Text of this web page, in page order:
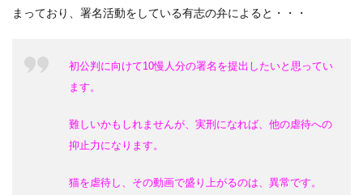
まっており、署名活動をしている有志の弁によると・・・
初公判に向けて10慢人分の署名を提出したいと思ってい
ます。
難しいかもしれませんが、実刑になれば、他の虐待への
抑止力になります。
猫を虐待し、その動画で盛り上がるのは、異常です。